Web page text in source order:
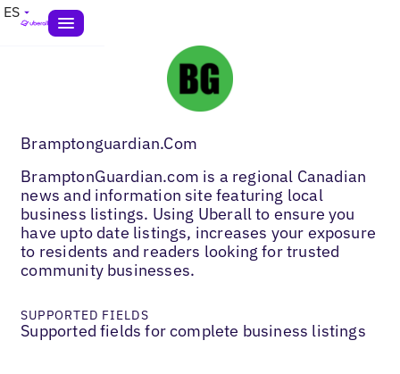
ES
Bramptonguardian.Com
BramptonGuardian.com is a regional Canadian
news and information site featuring local
business listings. Using Uberall to ensure you
have upto date listings, increases your exposure
to residents and readers looking for trusted
community businesses.
SUPPORTED FIELDS
Supported fields for complete business listings